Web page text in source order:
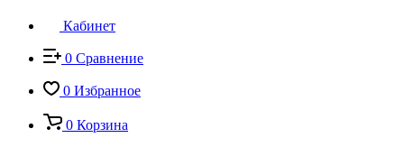
Кабинет
0 Сравнение
0 Избранное
0 Корзина